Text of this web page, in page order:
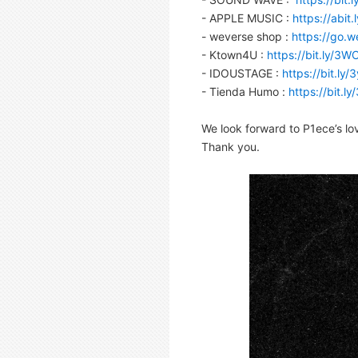
- APPLE MUSIC : https://
- weverse shop : https://
- Ktown4U : https://bit.ly/
- IDOUSTAGE : https://bit.ly/
- Tienda Humo : https://bit.ly/
We look forward to P1ece’s
Thank you.